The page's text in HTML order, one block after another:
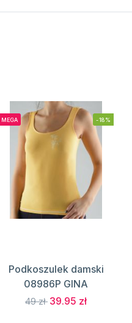
MEGA -18%
Podkoszulek damski
08986P GINA
49 zł 39.95 zł